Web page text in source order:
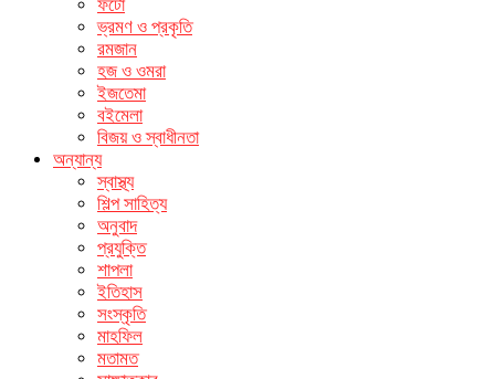
ফটো
ভ্রমণ ও প্রকৃতি
রমজান
হজ ও ওমরা
ইজতেমা
বইমেলা
বিজয় ও স্বাধীনতা
অন্যান্য
স্বাস্থ্য
শিল্প সাহিত্য
অনুবাদ
প্রযুক্তি
শাপলা
ইতিহাস
সংস্কৃতি
মাহফিল
মতামত